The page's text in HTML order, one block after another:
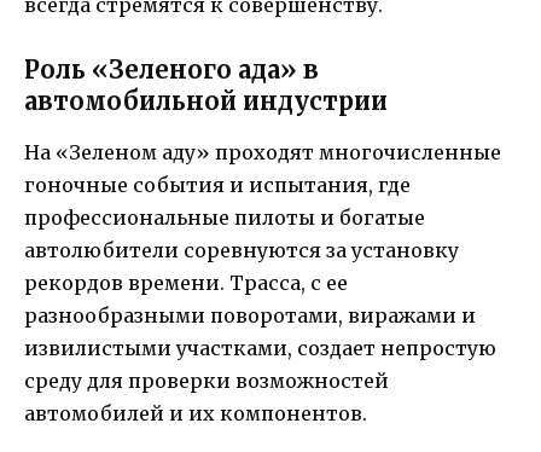
Роль «Зеленого ада» в
автомобильной индустрии
На «Зеленом аду» проходят многочисленные
гоночные события и испытания, где
профессиональные пилоты и богатые
автолюбители соревнуются за установку
рекордов времени. Трасса, с ее
разнообразными поворотами, виражами и
извилистыми участками, создает непростую
среду для проверки возможностей
автомобилей и их компонентов.